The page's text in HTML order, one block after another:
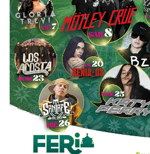
Ante este escenario, la estrategia que
impulsar consiste en modificar el
lugar de esperar a que los misiles
intentar interceptarlos, pretende
móviles rusas antes de que puedan
Para ello, Kiev busca utilizar drones
Starlink, lo que permitiría mantener
capacidad de maniobra a grandes
La analista Oksana Kuzan resumió la
“golpear al arquero, no a las flechas”: si